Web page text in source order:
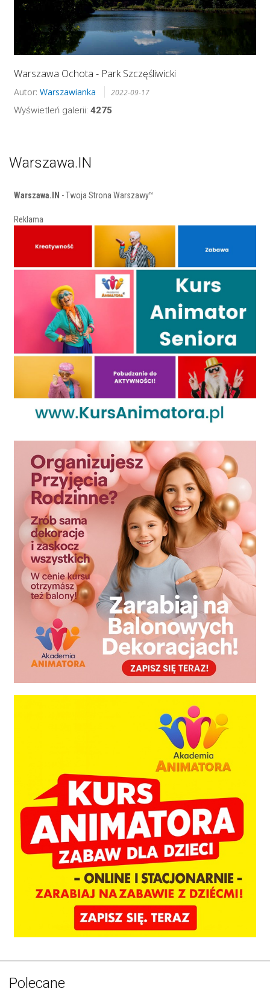
Warszawa Ochota - Park Szczęśliwicki
Autor: Warszawianka 2022-09-17
Wyświetleń galerii: 4275
Warszawa.IN
Warszawa.IN - Twoja Strona Warszawy™
Reklama
Polecane